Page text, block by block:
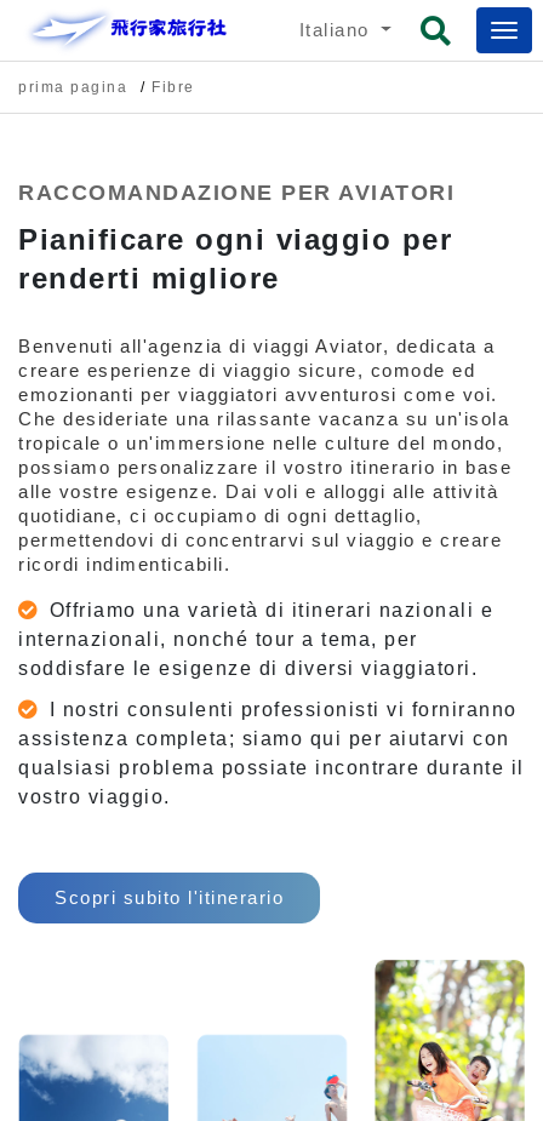
Italiano
prima pagina Fibre
RACCOMANDAZIONE PER AVIATORI
Pianificare ogni viaggio per
renderti migliore
Benvenuti all'agenzia di viaggi Aviator, dedicata a
creare esperienze di viaggio sicure, comode ed
emozionanti per viaggiatori avventurosi come voi.
Che desideriate una rilassante vacanza su un'isola
tropicale o un'immersione nelle culture del mondo,
possiamo personalizzare il vostro itinerario in base
alle vostre esigenze. Dai voli e alloggi alle attività
quotidiane, ci occupiamo di ogni dettaglio,
permettendovi di concentrarvi sul viaggio e creare
ricordi indimenticabili.
Offriamo una varietà di itinerari nazionali e
internazionali, nonché tour a tema, per
soddisfare le esigenze di diversi viaggiatori.
I nostri consulenti professionisti vi forniranno
assistenza completa; siamo qui per aiutarvi con
qualsiasi problema possiate incontrare durante il
vostro viaggio.
Scopri subito l'itinerario